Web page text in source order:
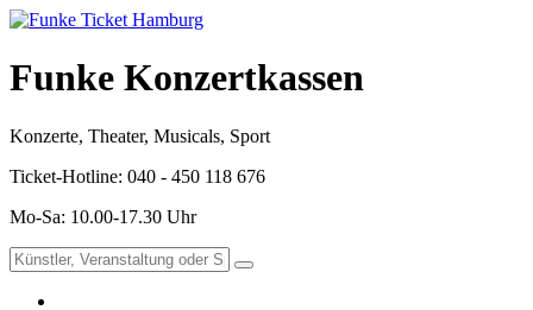
Funke Konzertkassen
Konzerte, Theater, Musicals, Sport
Ticket-Hotline: 040 - 450 118 676
Mo-Sa: 10.00-17.30 Uhr